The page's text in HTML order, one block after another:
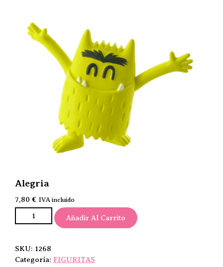
Alegria
7,80 € IVA incluido
Alegria cantidad
Añadir Al Carrito
SKU: 1268
Categoría: FIGURITAS